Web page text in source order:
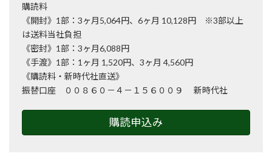
購読料
《開封》1部：3ヶ月5,064円、6ヶ月 10,128円 ※3部以上
は送料当社負担
《密封》1部：3ヶ月6,088円
《手渡》1部：1ヶ月 1,520円、3ヶ月 4,560円
《購読料・新時代社直送》
振替口座 ００８６０－４－１５６００９ 新時代社
購読申込み